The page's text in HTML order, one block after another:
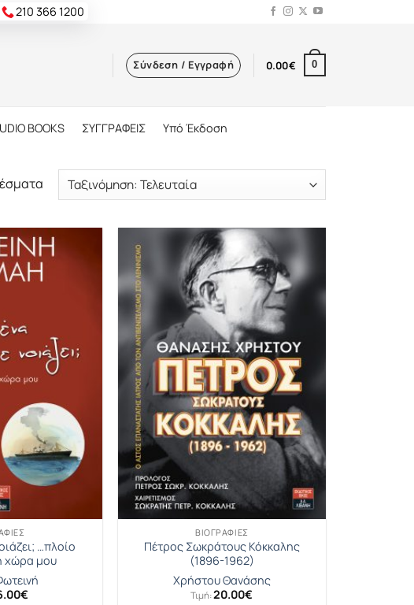
210 366 1200
Σύνδεση / Εγγραφή 0.00€ 0
BOOKS ΣΥΓΓΡΑΦΕΙΣ Υπό Έκδοση
…πλοίο
χώρα μου
€
ΒΙΟΓΡΑΦΊΕΣ
Πέτρος Σωκράτους Κόκκαλης
(1896-1962)
Χρήστου Θανάσης
Τιμή:20.00€